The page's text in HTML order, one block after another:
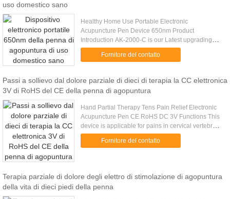
uso domestico sano
Healthy Home Use Portable Electronic
Acupuncture Pen Device 650nm Product
Introduction AK-2000-C is our Latest upgrading
version of our acupuncture pen. Is a combination of
a acupuncture pen and a laser therapy ...
Fornitore del contatto
Passi a sollievo dal dolore parziale di dieci di terapia la CC elettronica
3V di RoHS del CE della penna di agopuntura
Hand Partial Therapy Tens Pain Relief Electronic
Acupuncture Pen CE RoHS DC 3V Functions This
device is applicable for pains in cervical vertebrae,
shoulders, waist, feet, And serves as an adjuvant
therapy for ...Fornitore del contatto
Terapia parziale di dolore degli elettro di stimolazione di agopuntura
della vita di dieci piedi della penna